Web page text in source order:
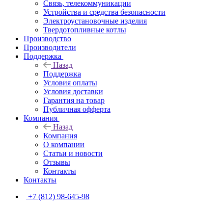
Связь, телекоммуникации
Устройства и средства безопасности
Электроустановочные изделия
Твердотопливные котлы
Производство
Производители
Поддержка
Назад
Поддержка
Условия оплаты
Условия доставки
Гарантия на товар
Публичная офферта
Компания
Назад
Компания
О компании
Статьи и новости
Отзывы
Контакты
Контакты
+7 (812) 98-645-98